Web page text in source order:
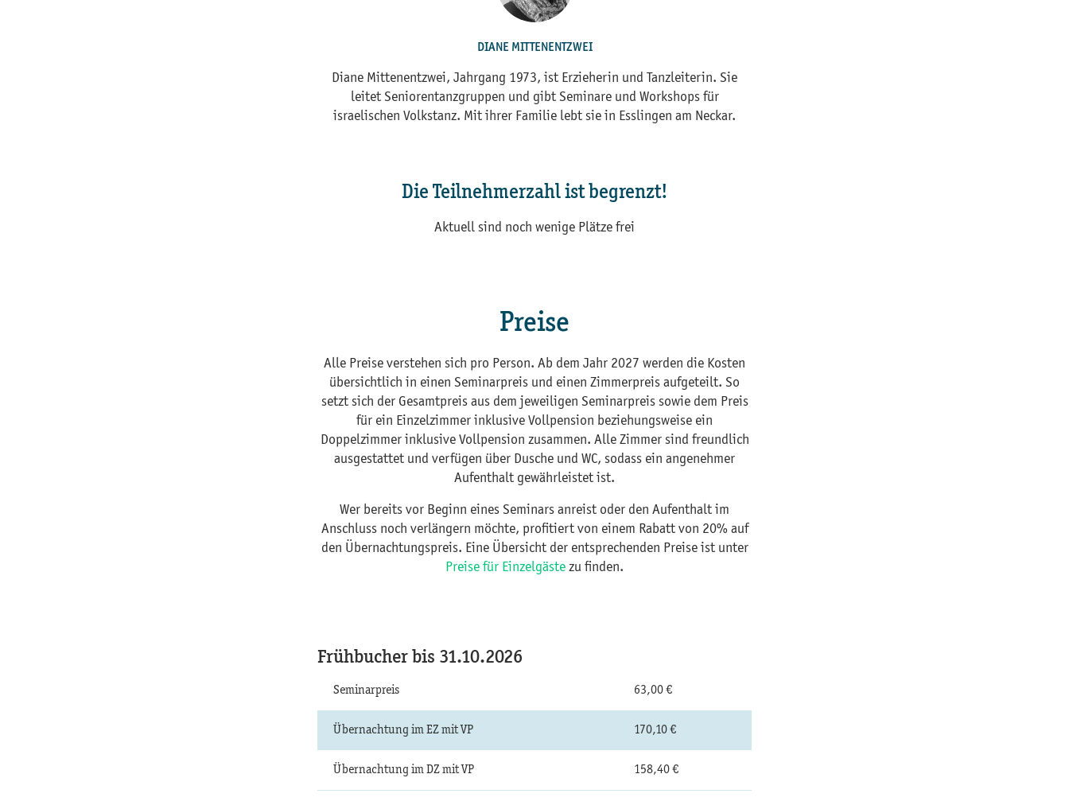
DIANE MITTENENTZWEI
Diane Mittenentzwei, Jahrgang 1973, ist Erzieherin und Tanzleiterin. Sie
leitet Seniorentanzgruppen und gibt Seminare und Workshops für
israelischen Volkstanz. Mit ihrer Familie lebt sie in Esslingen am Neckar.
Die Teilnehmerzahl ist begrenzt!
Aktuell sind noch wenige Plätze frei
Preise
Alle Preise verstehen sich pro Person. Ab dem Jahr 2027 werden die Kosten
übersichtlich in einen Seminarpreis und einen Zimmerpreis aufgeteilt. So
setzt sich der Gesamtpreis aus dem jeweiligen Seminarpreis sowie dem Preis
für ein Einzelzimmer inklusive Vollpension beziehungsweise ein
Doppelzimmer inklusive Vollpension zusammen. Alle Zimmer sind freundlich
ausgestattet und verfügen über Dusche und WC, sodass ein angenehmer
Aufenthalt gewährleistet ist.
Wer bereits vor Beginn eines Seminars anreist oder den Aufenthalt im
Anschluss noch verlängern möchte, profitiert von einem Rabatt von 20% auf
den Übernachtungspreis. Eine Übersicht der entsprechenden Preise ist unter
Preise für Einzelgäste zu finden.
Frühbucher bis 31.10.2026
Seminarpreis 63,00 €
Übernachtung im EZ mit VP 170,10 €
Übernachtung im DZ mit VP 158,40 €